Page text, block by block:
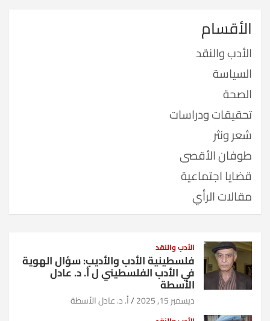
الأقسام
الأدب والنقد
السياسة
الصحة
تحقيقات ودراسات
شعر ونثر
طوفان الأقصى
قضايا اجتماعية
مقالات الرأي
الأدب والنقد
فلسطينية الأدب والأديب: سؤال الهوية
في الأدب الفلسطيني ل أ. د. عادل
الأسطة
ديسمبر 15, 2025 أ. د. عادل الأسطة